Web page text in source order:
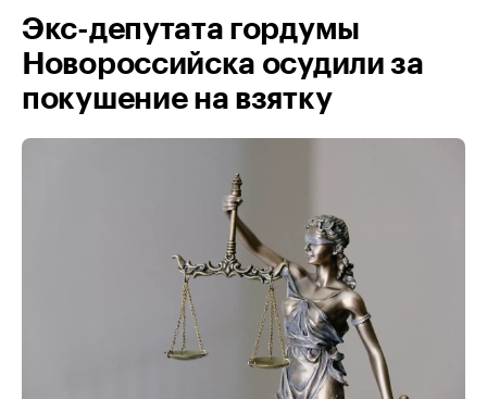
Экс-депутата гордумы
Новороссийска осудили за
покушение на взятку